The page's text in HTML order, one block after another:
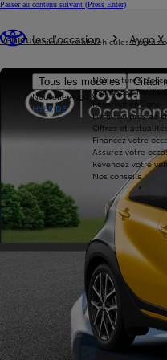
Passer au contenu suivant (Press Enter)
Véhicules neufs
Tous les modèles
Nouvelle Aygo X
HYBRIDE
Véhicules
Nos voitures
Avantages Toyota
Réservez en ligne
Livraison près de
Offres et actualités
Financez votre
Assurez votre
Revendez votre
Nos conseils
Véhicules d'occasion Aygo X